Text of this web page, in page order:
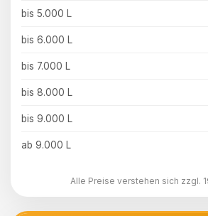
bis 5.000 L
bis 6.000 L
bis 7.000 L
bis 8.000 L
bis 9.000 L
ab 9.000 L
Alle Preise verstehen sich zzgl.